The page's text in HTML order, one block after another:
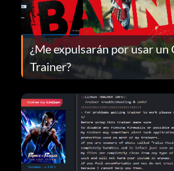
¿Me expulsarán por usar un
Trainer?